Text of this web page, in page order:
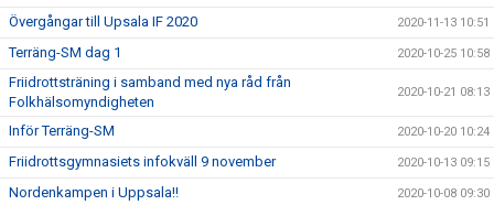
Övergångar till Upsala IF 2020 2020-11-13 10:51
Terräng-SM dag 1 2020-10-25 10:58
Friidrottsträning i samband med nya råd från
Folkhälsomyndigheten
2020-10-21 08:13
Inför Terräng-SM 2020-10-20 10:24
Friidrottsgymnasiets infokväll 9 november 2020-10-13 09:15
Nordenkampen i Uppsala!! 2020-10-08 09:30